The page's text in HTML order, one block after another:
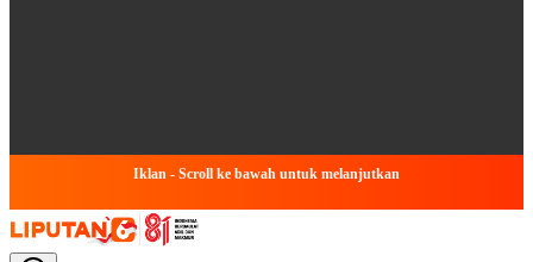
Iklan - Scroll ke bawah untuk melanjutkan